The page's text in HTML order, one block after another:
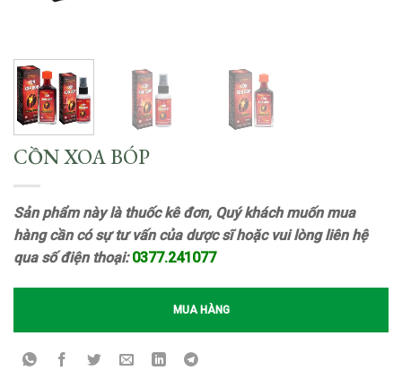
CỒN XOA BÓP
Sản phẩm này là thuốc kê đơn, Quý khách muốn mua
hàng cần có sự tư vấn của dược sĩ hoặc vui lòng liên hệ
qua số điện thoại: 0377.241077
MUA HÀNG